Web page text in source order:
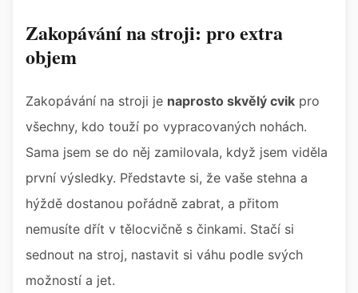
Zakopávání na stroji: pro extra
objem
Zakopávání na stroji je naprosto skvělý cvik pro
všechny, kdo touží po vypracovaných nohách.
Sama jsem se do něj zamilovala, když jsem viděla
první výsledky. Představte si, že vaše stehna a
hýždě dostanou pořádně zabrat, a přitom
nemusíte dřít v tělocvičně s činkami. Stačí si
sednout na stroj, nastavit si váhu podle svých
možností a jet.